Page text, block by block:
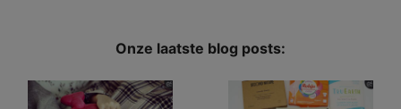
Onze laatste blog posts: